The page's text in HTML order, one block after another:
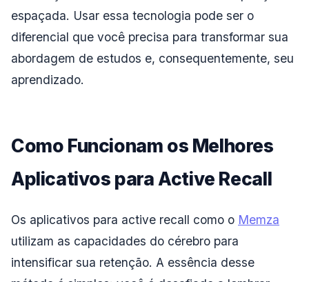
espaçada. Usar essa tecnologia pode ser o
diferencial que você precisa para transformar sua
abordagem de estudos e, consequentemente, seu
aprendizado.
Como Funcionam os Melhores
Aplicativos para Active Recall
Os aplicativos para active recall como o Memza
utilizam as capacidades do cérebro para
intensificar sua retenção. A essência desse